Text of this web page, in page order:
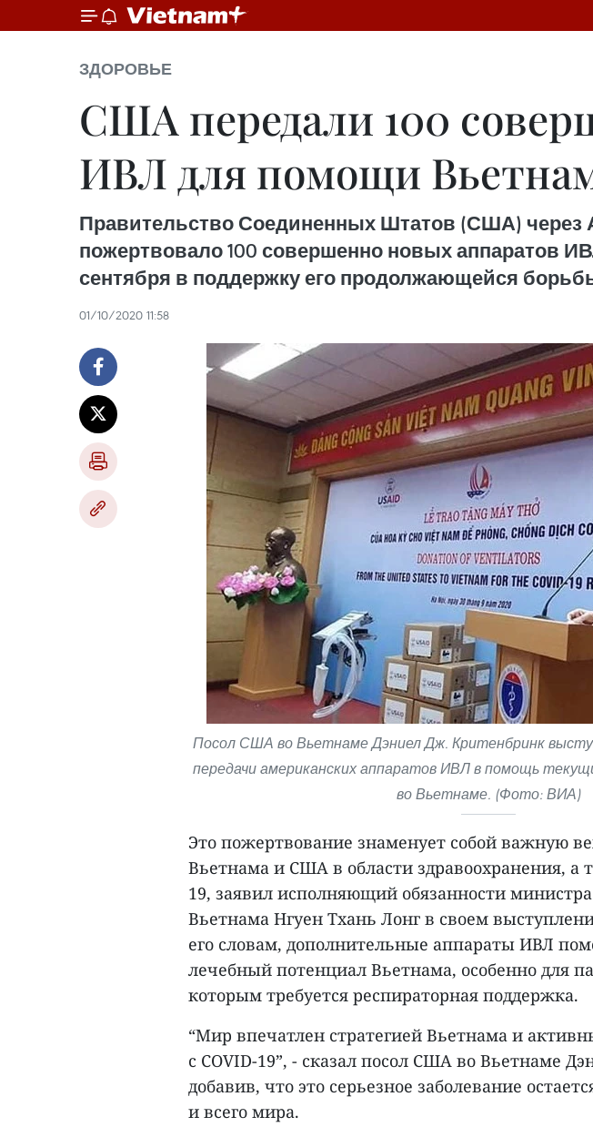
ЗДОРОВЬЕ
США передали 100
ИВЛ для помощи
Правительство Соединенных Штатов (США) через
пожертвовало 100 совершенно новых аппаратов
сентября в поддержку его продолжающейся борьбы
01/10/2020 11:58
Посол США во Вьетнаме Дэниел Дж. Критенбринк
передачи американских аппаратов ИВЛ в помощь
во Вьетнаме. (Фото: ВИА)
Это пожертвование знаменует собой важную
Вьетнама и США в области здравоохранения, а
19, заявил исполняющий обязанности
Вьетнама Нгуен Тхань Лонг в своем
его словам, дополнительные аппараты ИВЛ
лечебный потенциал Вьетнама, особенно для
которым требуется респираторная поддержка.
“Мир впечатлен стратегией Вьетнама и
с COVID-19”, - сказал посол США во Вьетнаме
добавив, что это серьезное заболевание
и всего мира.